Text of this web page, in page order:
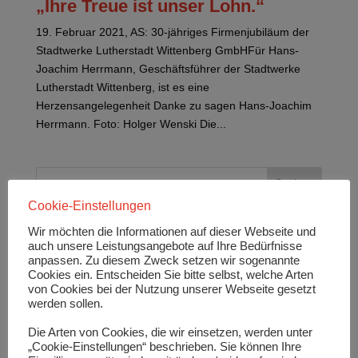
„Ihre Treue ist unser Lohn.“
19. Februar 2021, AS: 30-jähriges Firmenjubiläum der
Stadtwerke Lutherstadt Wittenberg GmbHFür Hans-
Joachim Herrmann, Geschäftsführer der Stadtwerke
Lutherstadt Wittenberg, ist es eine
Herzensangelegenheit Danke zu sagen Hans-Joachim
Herrmann. Foto: Holger Wenski Die...
Neueste Beiträge
Hier die Einschätzung von Karsten Rogall,
kaufmännischer Geschäftsführer der Stadtwerke
Leipzig GmbH und Geschäftsführer der LVV
Leipziger Versorgungs‐ und Verkehrsgesellschaft
mbH (22):
Bedingungen und Chancen der
Energiewende beachten!
Cookie-Einstellungen
Wir möchten die Informationen auf dieser Webseite und
auch unsere Leistungsangebote auf Ihre Bedürfnisse
anpassen. Zu diesem Zweck setzen wir sogenannte
Cookies ein. Entscheiden Sie bitte selbst, welche Arten
von Cookies bei der Nutzung unserer Webseite gesetzt
werden sollen.
Die Arten von Cookies, die wir einsetzen, werden unter
„Cookie-Einstellungen“ beschrieben. Sie können Ihre